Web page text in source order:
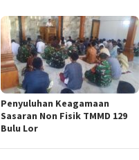
Penyuluhan Keagamaan
Sasaran Non Fisik TMMD 129
Bulu Lor